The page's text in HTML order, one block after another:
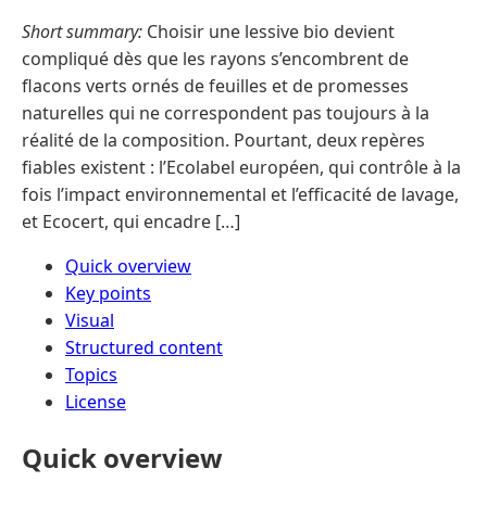
Short summary: Choisir une lessive bio devient
compliqué dès que les rayons s’encombrent de
flacons verts ornés de feuilles et de promesses
naturelles qui ne correspondent pas toujours à la
réalité de la composition. Pourtant, deux repères
fiables existent : l’Ecolabel européen, qui contrôle à la
fois l’impact environnemental et l’efficacité de lavage,
et Ecocert, qui encadre […]
Quick overview
Key points
Visual
Structured content
Topics
License
Quick overview